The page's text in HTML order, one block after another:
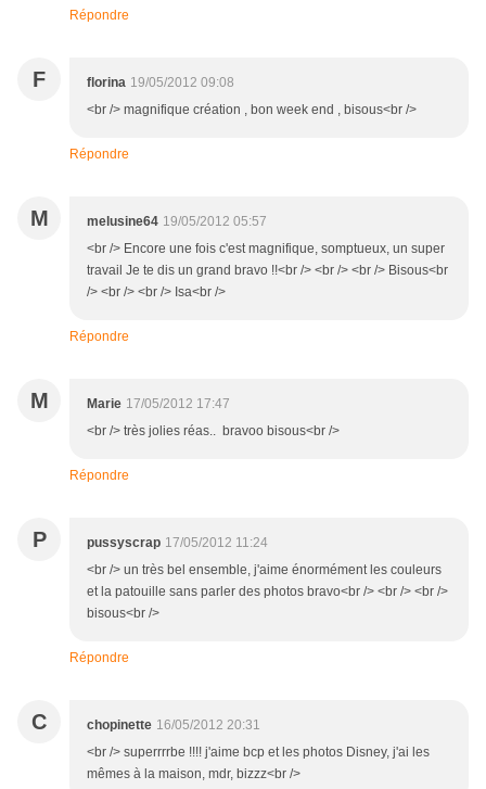
Répondre
F florina 19/05/2012 09:08
<br /> magnifique création , bon week end , bisous<br />
Répondre
M melusine64 19/05/2012 05:57
<br /> Encore une fois c'est magnifique, somptueux, un super
travail Je te dis un grand bravo !!<br /> <br /> <br /> Bisous<br
/> <br /> <br /> Isa<br />
Répondre
M Marie 17/05/2012 17:47
<br /> très jolies réas.. bravoo bisous<br />
Répondre
P pussyscrap 17/05/2012 11:24
<br /> un très bel ensemble, j'aime énormément les couleurs
et la patouille sans parler des photos bravo<br /> <br /> <br />
bisous<br />
Répondre
C chopinette 16/05/2012 20:31
<br /> superrrrbe !!!! j'aime bcp et les photos Disney, j'ai les
mêmes à la maison, mdr, bizzz<br />